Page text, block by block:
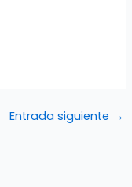
Entrada siguiente →